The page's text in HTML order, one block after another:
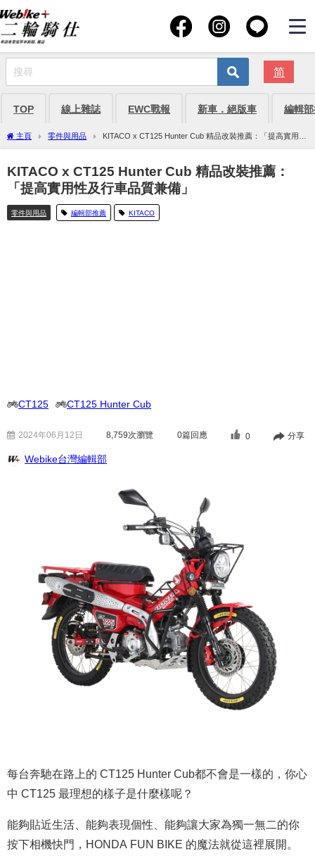
简
TOP 線上雜誌 EWC戰報 新車．絕版車 編輯
主頁 零件與用品
KITACO x CT125 Hunter Cub 精品改裝推薦：「提高實用性
及行車品質兼備」
KITACO x CT125 Hunter Cub 精品改裝推薦：
「提高實用性及行車品質兼備」
零件與用品 編輯部推薦 KITACO
CT125 CT125 Hunter Cub
2024年06月12日 8,759次瀏覽 0篇回應 0 分享
Webike台灣編輯部
每台奔馳在路上的 CT125 Hunter Cub都不會是一樣的，你心
中 CT125 最理想的樣子是什麼樣呢？
能夠貼近生活、能夠表現個性、能夠讓大家為獨一無二的你
按下相機快門，HONDA FUN BIKE 的魔法就從這裡展開。